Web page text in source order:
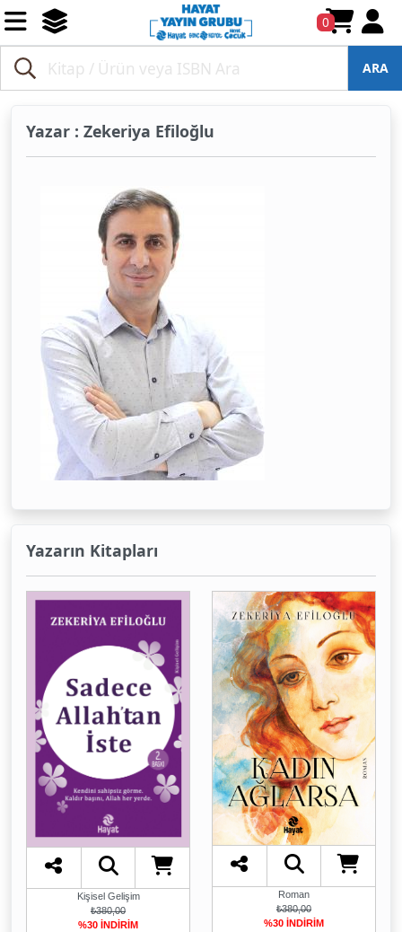
0
ARA
Yazar : Zekeriya Efiloğlu
Yazarın Kitapları
Kişisel Gelişim
₺380,00
%30 İNDİRİM
Roman
₺380,00
%30 İNDİRİM